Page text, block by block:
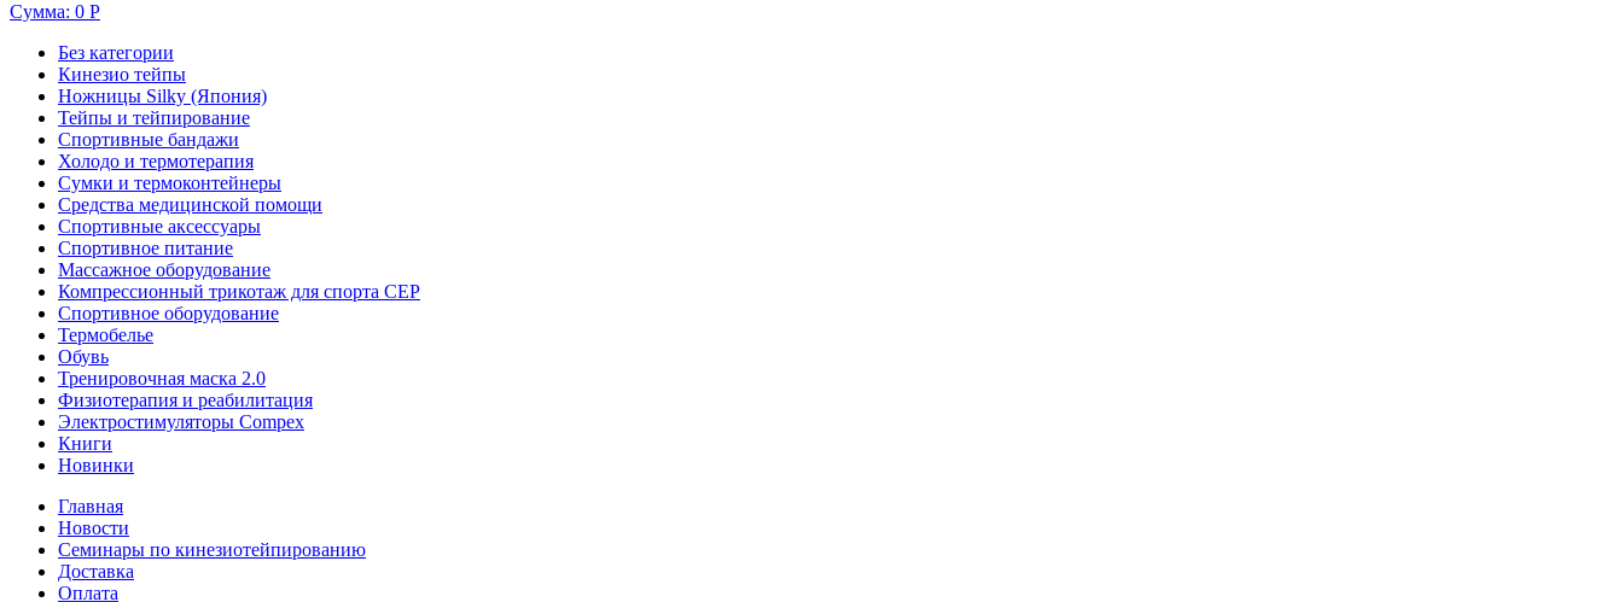
Сумма: 0 Р
Без категории
Кинезио тейпы
Ножницы Silky (Япония)
Тейпы и тейпирование
Спортивные бандажи
Холодо и термотерапия
Сумки и термоконтейнеры
Средства медицинской помощи
Спортивные аксессуары
Спортивное питание
Массажное оборудование
Компрессионный трикотаж для спорта СЕР
Спортивное оборудование
Термобелье
Обувь
Тренировочная маска 2.0
Физиотерапия и реабилитация
Электростимуляторы Compex
Книги
Новинки
Главная
Новости
Семинары по кинезиотейпированию
Доставка
Оплата